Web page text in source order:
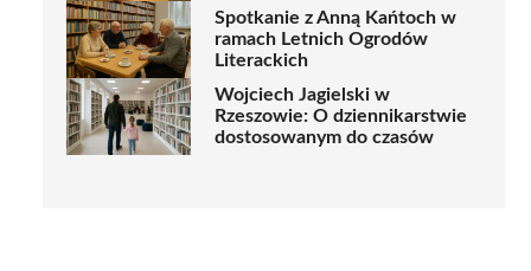
Spotkanie z Anną Kańtoch w
ramach Letnich Ogrodów
Literackich
Wojciech Jagielski w
Rzeszowie: O dziennikarstwie
dostosowanym do czasów